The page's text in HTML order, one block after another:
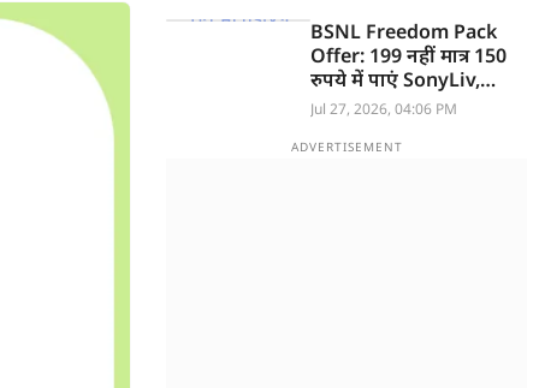
BSNL Freedom Pack
Offer: 199 नहीं मात्र 150
रुपये में पाएं SonyLiv,
JioHotstar व Zee5 OTT
Jul 27, 2026, 04:06 PM